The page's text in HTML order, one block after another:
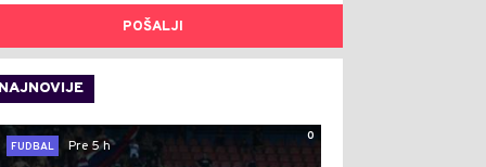
POŠALJI
NAJNOVIJE
0
FUDBAL
Pre 5 h